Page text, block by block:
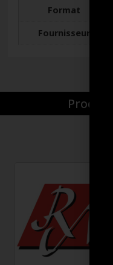
Format
Fournisseur